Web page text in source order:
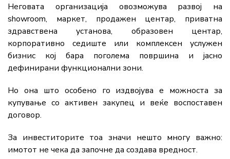
Неговата организација овозможува развој на
showroom, маркет, продажен центар, приватна
здравствена установа, образовен центар,
корпоративно седиште или комплексен услужен
бизнис кој бара поголема површина и јасно
дефинирани функционални зони.
Но она што особено го издвојува е можноста за
купување со активен закупец и веќе воспоставен
договор.
За инвеститорите тоа значи нешто многу важно:
имотот не чека да започне да создава вредност.